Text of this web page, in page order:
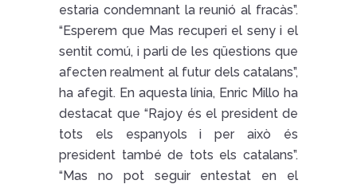
estaria condemnant la reunió al fracàs”.
“Esperem que Mas recuperi el seny i el
sentit comú, i parli de les qüestions que
afecten realment al futur dels catalans”,
ha afegit. En aquesta línia, Enric Millo ha
destacat que “Rajoy és el president de
tots els espanyols i per això és
president també de tots els catalans”.
“Mas no pot seguir entestat en el